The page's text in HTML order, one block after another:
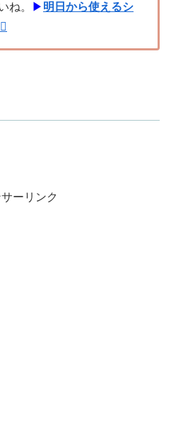
ね。
▶ 明日から使えるシ
ーリンク